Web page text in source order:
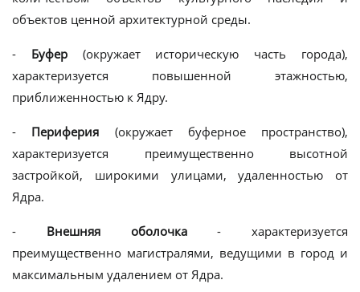
объектов ценной архитектурной среды.
- Буфер(окружает историческую часть города),
характеризуется повышенной этажностью,
приближенностью к Ядру.
- Периферия (окружает буферное пространство),
характеризуется преимущественно высотной
застройкой, широкими улицами, удаленностью от
Ядра.
- Внешняя оболочка- характеризуется
преимущественно магистралями, ведущими в город и
максимальным удалением от Ядра.